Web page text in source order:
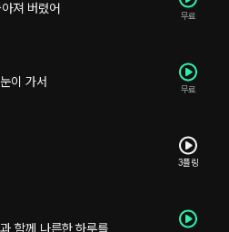
져 버렸어 무료
이 가서 무료
3플링
함께 나른한 하루를